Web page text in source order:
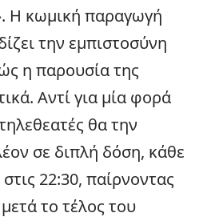
Η κωμική παραγωγή
την εμπιστοσύνη
η παρουσία της
Αντί για μία φορά
θα την
σε διπλή δόση, κάθε
22:30, παίρνοντας
το τέλος του